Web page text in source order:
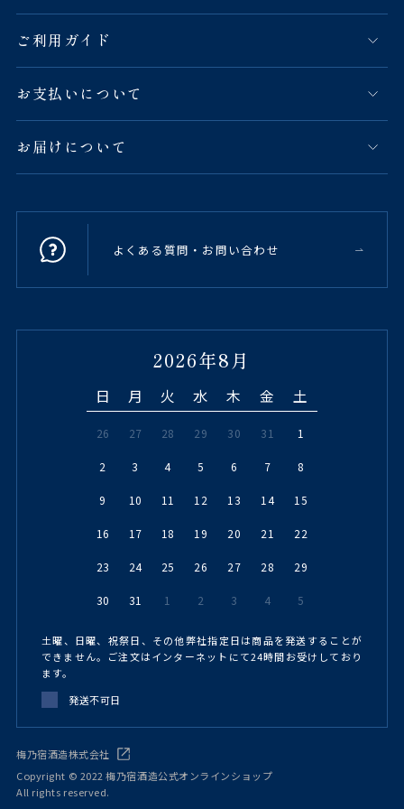
ご利用ガイド
お支払いについて
お届けについて
よくある質問・お問い合わせ
2026年8月
日 月 火 水 木 金 土
26 27 28 29 30 31 1
2 3 4 5 6 7 8
9 10 11 12 13 14 15
16 17 18 19 20 21 22
23 24 25 26 27 28 29
30 31 1 2 3 4 5
土曜、日曜、祝祭日、その他弊社指定日は商品を発送することが
できません。ご注文はインターネットにて24時間お受けしており
ます。
発送不可日
梅乃宿酒造株式会社
Copyright © 2022 梅乃宿酒造公式オンラインショップ
All rights reserved.